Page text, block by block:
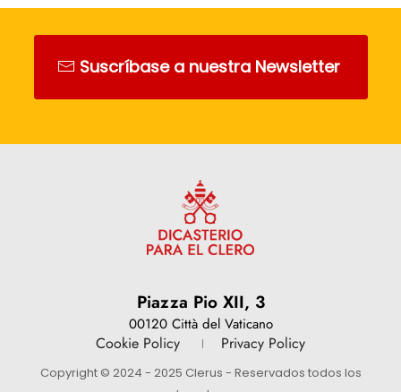
Suscríbase a nuestra Newsletter
Piazza Pio XII, 3
00120 Città del Vaticano
Cookie Policy Privacy Policy
Copyright © 2024 - 2025 Clerus - Reservados todos los